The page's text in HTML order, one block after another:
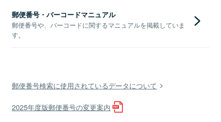
郵便番号・バーコードマニュアル
郵便番号や、バーコードに関するマニュアルを掲載していま
す。
郵便番号検索に使用されているデータについて
2025年度版郵便番号の変更案内